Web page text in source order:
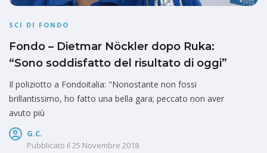
SCI DI FONDO
Fondo – Dietmar Nöckler dopo Ruka:
“Sono soddisfatto del risultato di oggi”
Il poliziotto a Fondoitalia: "Nonostante non fossi
brillantissimo, ho fatto una bella gara; peccato non aver
avuto più
G.C.
Pubblicato il 25 Novembre 2018